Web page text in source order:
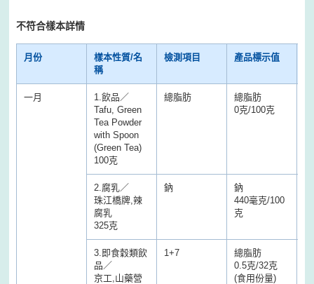
不符合樣本詳情
月份
樣本性質/名
稱
檢測項目 產品標示值
一月
1.飲品／
Tafu, Green
Tea Powder
with Spoon
(Green Tea)
100克
總脂肪
總脂肪
0克/100克
2.腐乳／
珠江橋牌,辣
腐乳
325克
鈉
鈉
440毫克/100
克
3.即食穀類飲
品／
京工,山藥營
1+7
總脂肪
0.5克/32克
(食用份量)